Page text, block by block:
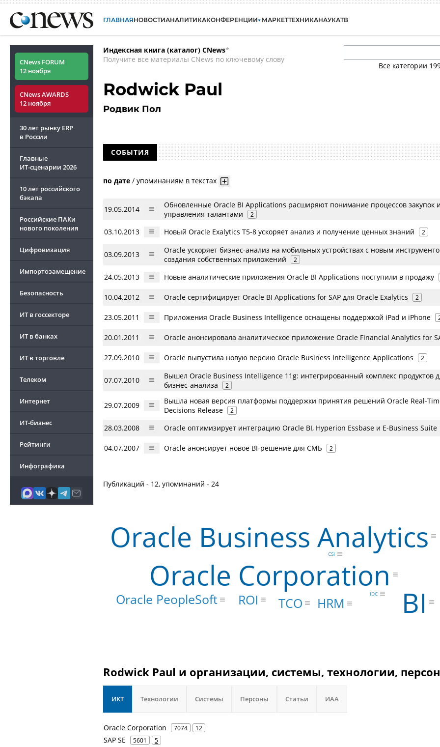
ГЛАВНАЯНОВОСТИАНАЛИТИКАКОНФЕРЕНЦИИ МАРКЕТТЕХНИКАНАУКАТВ
CNews FORUM
12 ноября
CNews AWARDS
12 ноября
30 лет рынку ERP
в России
Главные
ИТ-сценарии 2026
10 лет российского
бэкапа
Российские ПАКи
нового поколения
Цифровизация
Импортозамещение
Безопасность
ИТ в госсекторе
ИТ в банках
ИТ в торговле
Телеком
Интернет
ИТ-бизнес
Рейтинги
Инфографика
Индексная книга (каталог) CNews*
Получите все материалы CNews по ключевому слову
Все категории
Rodwick Paul
Родвик Пол
СОБЫТИЯ
по дате / упоминаниям в текстах
19.05.2014
Обновленные Oracle BI Applications расширяют понимание процессов закупок и
управления талантами
2
03.10.2013 Новый Oracle Exalytics T5-8 ускоряет анализ и получение ценных знаний 2
03.09.2013
Oracle ускоряет бизнес-анализ на мобильных устройствах с новым
создания собственных приложений
2
24.05.2013 Новые аналитические приложения Oracle BI Applications поступили в продажу
10.04.2012 Oracle сертифицирует Oracle BI Applications for SAP для Oracle Exalytics 2
23.05.2011 Приложения Oracle Business Intelligence оснащены поддержкой iPad и iPhone
20.01.2011 Oracle анонсировала аналитическое приложение Oracle Financial Analytics for
27.09.2010 Oracle выпустила новую версию Oracle Business Intelligence Applications 2
07.07.2010
Вышел Oracle Business Intelligence 11g: интегрированный комплекс продуктов
бизнес-анализа
2
29.07.2009
Вышла новая версия платформы поддержки принятия решений Oracle Real-
Decisions Release
2
28.03.2008 Oracle оптимизирует интеграцию Oracle BI, Hyperion Essbase и E-Business Suite
04.07.2007 Oracle анонсирует новое BI-решение для СМБ 2
Публикаций - 12, упоминаний - 24
Oracle Corporation
BI
Oracle Business Analytics
Oracle PeopleSoft ROI TCO HRM
IDC
CSI
Rodwick Paul и организации, системы, технологии,
ИКТ Технологии Системы Персоны Статьи ИАА
Oracle Corporation 7074 12
SAP SE 5601 5